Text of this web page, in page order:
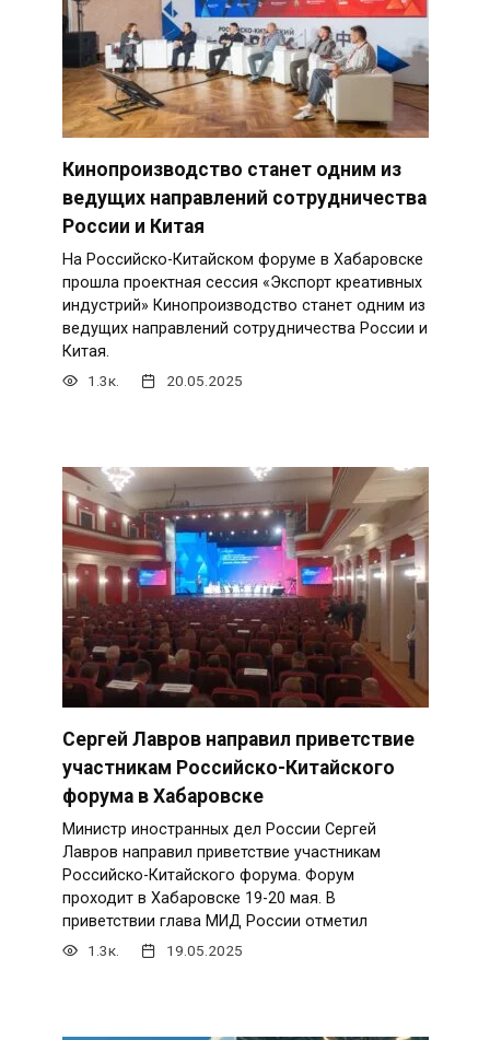
Кинопроизводство станет одним из
ведущих направлений сотрудничества
России и Китая
На Российско-Китайском форуме в Хабаровске
прошла проектная сессия «Экспорт креативных
индустрий» Кинопроизводство станет одним из
ведущих направлений сотрудничества России и
Китая.
1.3к. 20.05.2025
Сергей Лавров направил приветствие
участникам Российско-Китайского
форума в Хабаровске
Министр иностранных дел России Сергей
Лавров направил приветствие участникам
Российско-Китайского форума. Форум
проходит в Хабаровске 19-20 мая. В
приветствии глава МИД России отметил
1.3к. 19.05.2025